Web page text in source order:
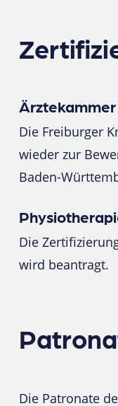
Ärztekammer
Die Freiburger
wieder zur
Baden-
Die
wird beantragt.
Die Patronate